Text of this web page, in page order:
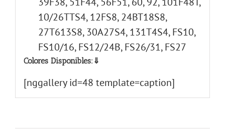
10/26TTS4, 12FS8, 24BT18S8,
27T613S8, 30A27S4, 131T4S4, FS10,
FS10/16, FS12/24B, FS26/31, FS27
Colores Disponibles:⇓
[nggallery id=48 template=caption]